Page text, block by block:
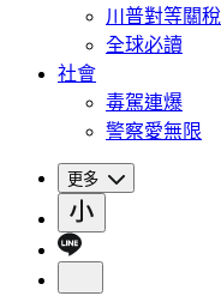
川普對等關稅
全球必讀
社會
毒駕連爆
警察愛無限
更多